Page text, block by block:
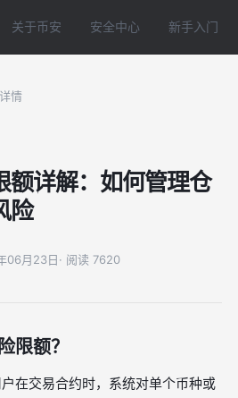
关于币安 安全中心 新手入门
情
额详解：如何管理仓
险
06月23日· 阅读 7620
限额？
在交易合约时，系统对单个币种或